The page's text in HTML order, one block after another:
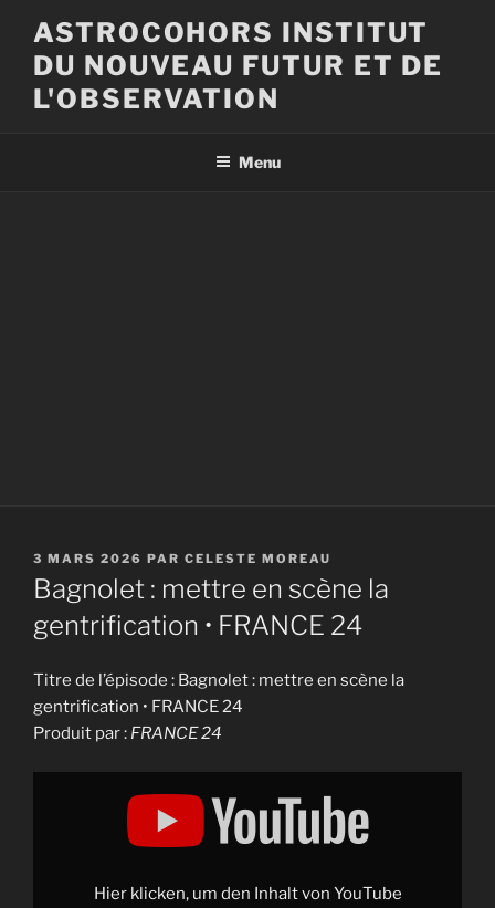
contenu
principal
ASTROCOHORS INSTITUT
DU NOUVEAU FUTUR ET DE
L'OBSERVATION
Menu
PUBLIÉ
LE
3 MARS 2026 PAR CELESTE MOREAU
Bagnolet : mettre en scène la
gentrification • FRANCE 24
Titre de l’épisode : Bagnolet : mettre en scène la
gentrification • FRANCE 24
Produit par : FRANCE 24
Display
gentrificationHier klicken, um den Inhalt von YouTube